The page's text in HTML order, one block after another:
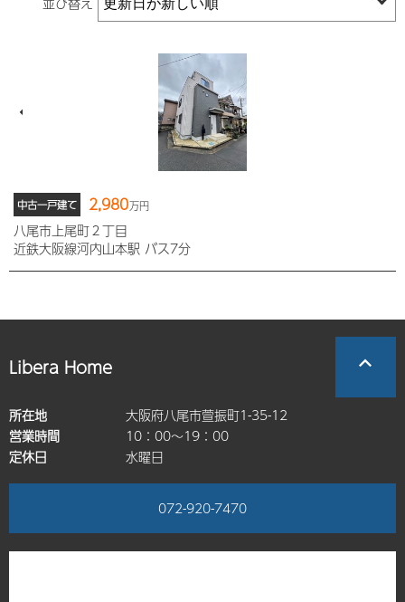
中古一戸建て 2,980万円
八尾市上尾町２丁目
近鉄大阪線河内山本駅 バス7分
Libera Home
所在地
大阪府八尾市萱振町1-35-12
営業時間
10：00～19：00
定休日
水曜日
072-920-7470